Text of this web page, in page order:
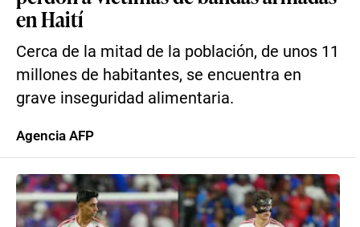
en Haití
Cerca de la mitad de la población, de unos 11
millones de habitantes, se encuentra en
grave inseguridad alimentaria.
Agencia AFP